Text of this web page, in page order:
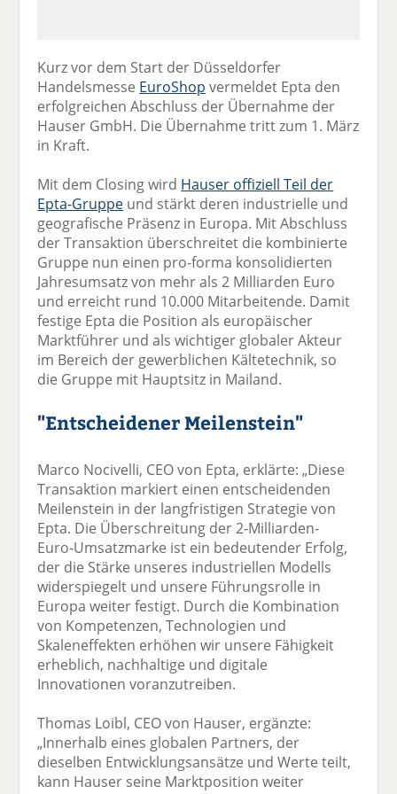
Kurz vor dem Start der Düsseldorfer
Handelsmesse EuroShop vermeldet Epta den
erfolgreichen Abschluss der Übernahme der
Hauser GmbH. Die Übernahme tritt zum 1. März
in Kraft.
Mit dem Closing wird Hauser offiziell Teil der
Epta-Gruppe und stärkt deren industrielle und
geografische Präsenz in Europa. Mit Abschluss
der Transaktion überschreitet die kombinierte
Gruppe nun einen pro-forma konsolidierten
Jahresumsatz von mehr als 2 Milliarden Euro
und erreicht rund 10.000 Mitarbeitende. Damit
festige Epta die Position als europäischer
Marktführer und als wichtiger globaler Akteur
im Bereich der gewerblichen Kältetechnik, so
die Gruppe mit Hauptsitz in Mailand.
"Entscheidener Meilenstein"
Marco Nocivelli, CEO von Epta, erklärte: „Diese
Transaktion markiert einen entscheidenden
Meilenstein in der langfristigen Strategie von
Epta. Die Überschreitung der 2‑Milliarden-
Euro‑Umsatzmarke ist ein bedeutender Erfolg,
der die Stärke unseres industriellen Modells
widerspiegelt und unsere Führungsrolle in
Europa weiter festigt. Durch die Kombination
von Kompetenzen, Technologien und
Skaleneffekten erhöhen wir unsere Fähigkeit
erheblich, nachhaltige und digitale
Innovationen voranzutreiben.
Thomas Loibl, CEO von Hauser, ergänzte:
„Innerhalb eines globalen Partners, der
dieselben Entwicklungsansätze und Werte teilt,
kann Hauser seine Marktposition weiter